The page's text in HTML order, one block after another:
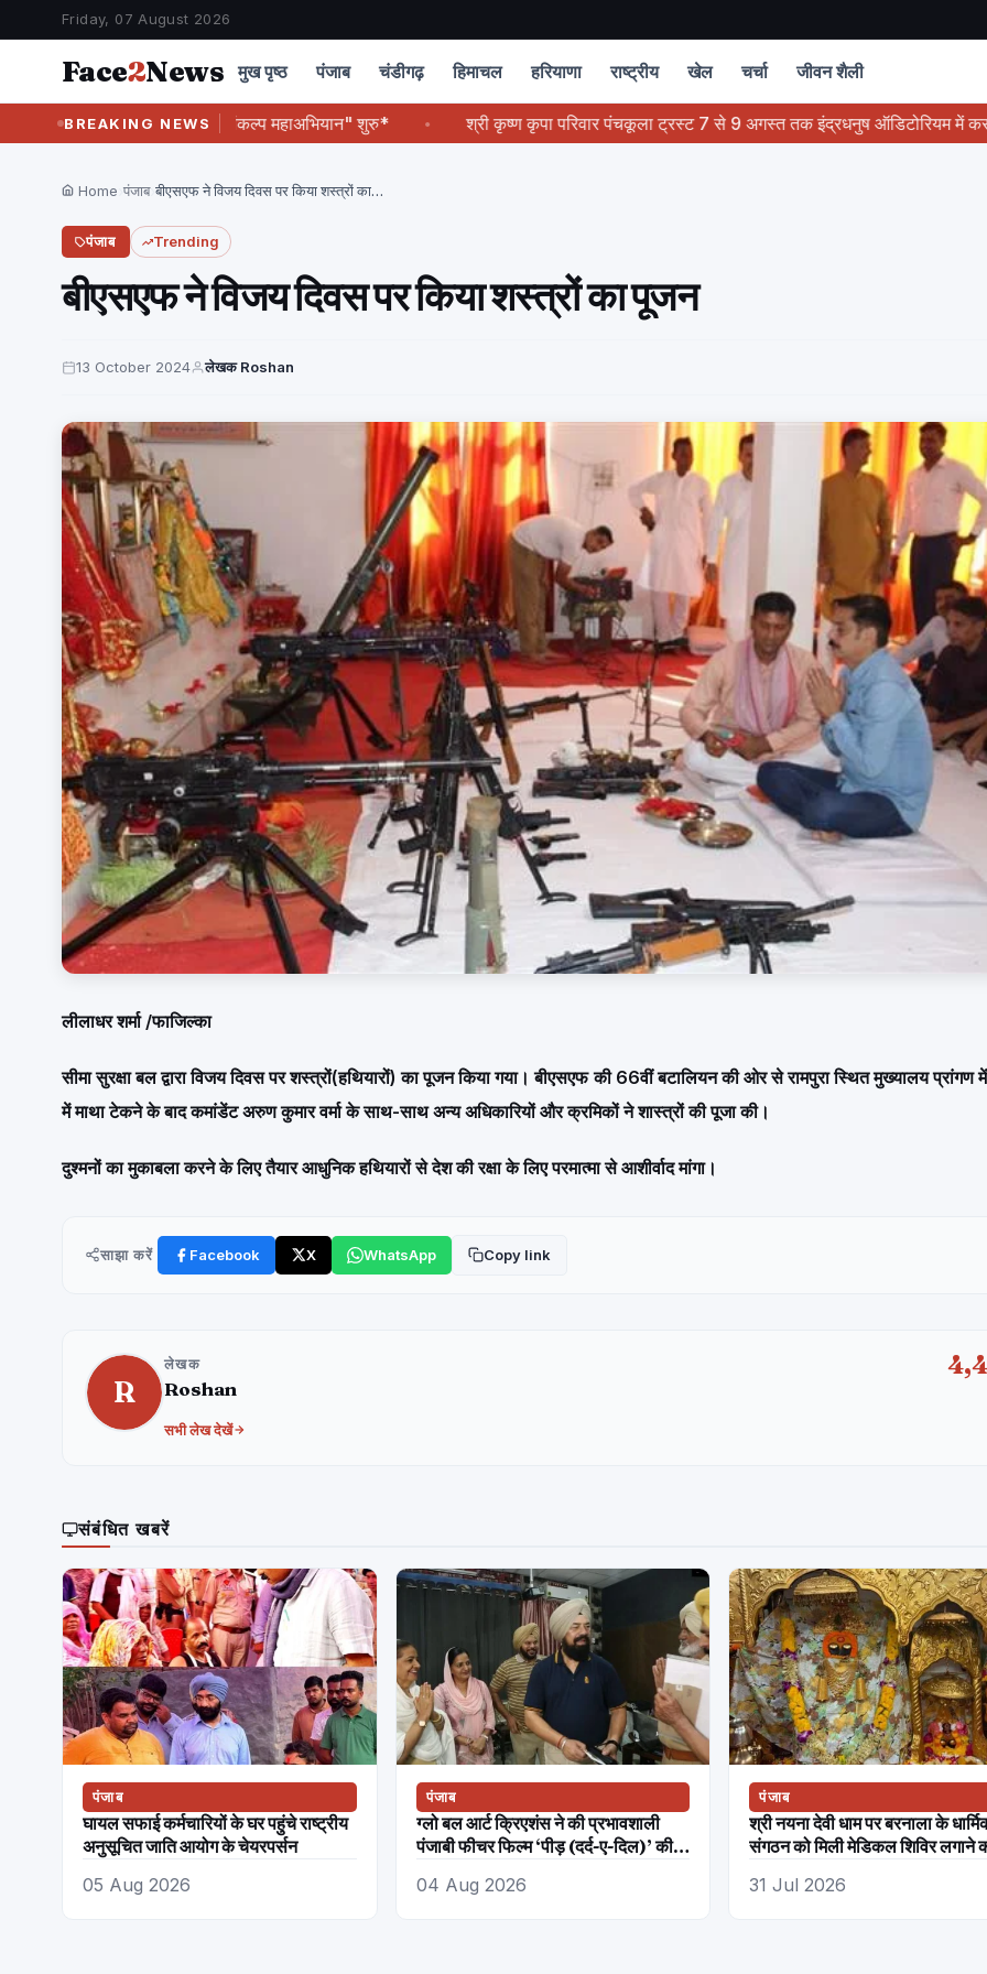
Friday, 07 August 2026
Face2News मुख पृष्ठ पंजाब चंडीगढ़ हिमाचल हरियाणा राष्ट्रीय खेल चर्चा जीवन शैली
BREAKING NEWS
का देशभर में "नशामुक्त संकल्प महाअभियान" शुरु* श्री कृष्ण कृपा परिवार पंचकूला ट्रस्ट 7 से 9 अगस्त तक इंद्रधनुष ऑडिटोरियम में करवाएगा होगा
Home पंजाब› बीएसएफ ने विजय दिवस पर किया शस्त्रों का…
पंजाब Trending
बीएसएफ ने विजय दिवस पर किया शस्त्रों का पूजन
13 October 2024 लेखक Roshan
लीलाधर शर्मा /फाजिल्का
सीमा सुरक्षा बल द्वारा विजय दिवस पर शस्त्रों(हथियारों) का पूजन किया गया। बीएसएफ की 66वीं बटालियन की ओर से रामपुरा स्थित मुख्यालय प्रांगण
में माथा टेकने के बाद कमांडेंट अरुण कुमार वर्मा के साथ-साथ अन्य अधिकारियों और क्रमिकों ने शास्त्रों की पूजा की।
दुश्मनों का मुकाबला करने के लिए तैयार आधुनिक हथियारों से देश की रक्षा के लिए परमात्मा से आशीर्वाद मांगा।
साझा करें Facebook X WhatsApp Copy link
R
लेखक
Roshan
सभी लेख देखें
संबंधित खबरें
पंजाब
घायल सफाई कर्मचारियों के घर पहुंचे राष्ट्रीय
अनुसूचित जाति आयोग के चेयरपर्सन
05 Aug 2026
पंजाब
ग्लो बल आर्ट क्रिएशंस ने की प्रभावशाली
पंजाबी फीचर फिल्म ‘पीड़ (दर्द-ए-दिल)’ की
04 Aug 2026
पंजाब
श्री नयना देवी धाम पर बरनाला के
संगठन को मिली मेडिकल शिविर लगाने
31 Jul 2026